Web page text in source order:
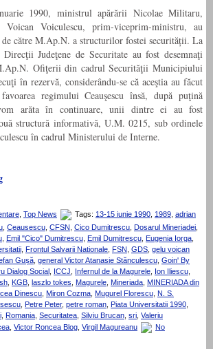
1990, ministrul apărării Nicolae Militaru,
Voiculescu, prim-viceprim-ministru, au
de către M.Ap.N. a structurilor fostei securității. La
Direcţii Judeţene de Securitate au fost desemnaţi
Ofiţerii din cadrul Securităţii Municipiului
în rezervă, considerându-se că aceştia au făcut
regimului Ceauşescu însă, după puţină
arăta în continuare, unii dintre ei au fost
structură informativă, U.M. 0215, sub ordinele
în cadrul Ministerului de Interne.
Top News Tags: 13-15 iunie 1990 1989 adrian
Ceausescu CFSN Cico Dumitrescu Dosarul Mineriadei
Emil "Cico" Dumitrescu Emil Dumitrescu Eugenia Iorga
Frontul Salvarii Nationale FSN GDS gelu voican
Gușă general Victor Atanasie Stănculescu Goin' By
Dialog Social ICCJ Infernul de la Magurele Ion Iliescu
KGB laszlo tokes Magurele Mineriada MINERIADA din
Dinescu Miron Cozma Mugurel Florescu N. S.
Petre Peter, petre roman Piata Universitatii 1990
Romania Securitatea Silviu Brucan sri Valeriu
Victor Roncea Blog Virgil Magureanu
No